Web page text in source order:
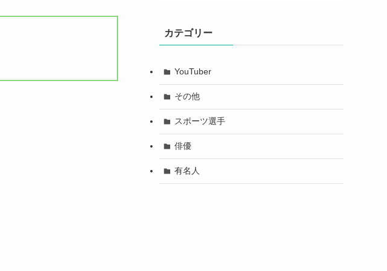
カテゴリー
YouTuber
その他
スポーツ選手
俳優
有名人